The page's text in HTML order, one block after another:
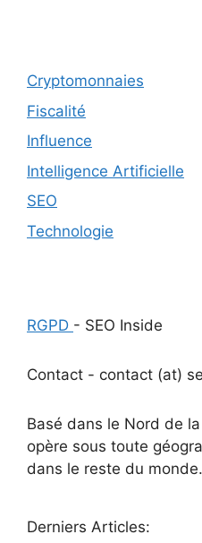
Cryptomonnaies
Fiscalité
Influence
Intelligence Artificielle
SEO
Technologie
RGPD - SEO Inside
Contact - contact (at)
Basé dans le Nord de
opère sous toute
dans le reste du monde.
Derniers Articles: